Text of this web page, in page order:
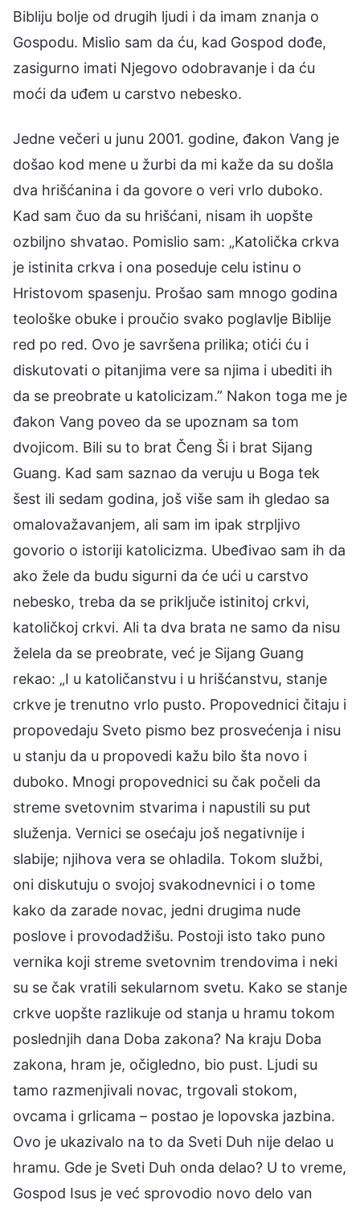
Bibliju bolje od drugih ljudi i da imam znanja o
Gospodu. Mislio sam da ću, kad Gospod dođe,
zasigurno imati Njegovo odobravanje i da ću
moći da uđem u carstvo nebesko.
Jedne večeri u junu 2001. godine, đakon Vang je
došao kod mene u žurbi da mi kaže da su došla
dva hrišćanina i da govore o veri vrlo duboko.
Kad sam čuo da su hrišćani, nisam ih uopšte
ozbiljno shvatao. Pomislio sam: „Katolička crkva
je istinita crkva i ona poseduje celu istinu o
Hristovom spasenju. Prošao sam mnogo godina
teološke obuke i proučio svako poglavlje Biblije
red po red. Ovo je savršena prilika; otići ću i
diskutovati o pitanjima vere sa njima i ubediti ih
da se preobrate u katolicizam.” Nakon toga me je
đakon Vang poveo da se upoznam sa tom
dvojicom. Bili su to brat Čeng Ši i brat Sijang
Guang. Kad sam saznao da veruju u Boga tek
šest ili sedam godina, još više sam ih gledao sa
omalovažavanjem, ali sam im ipak strpljivo
govorio o istoriji katolicizma. Ubeđivao sam ih da
ako žele da budu sigurni da će ući u carstvo
nebesko, treba da se priključe istinitoj crkvi,
katoličkoj crkvi. Ali ta dva brata ne samo da nisu
želela da se preobrate, već je Sijang Guang
rekao: „I u katoličanstvu i u hrišćanstvu, stanje
crkve je trenutno vrlo pusto. Propovednici čitaju i
propovedaju Sveto pismo bez prosvećenja i nisu
u stanju da u propovedi kažu bilo šta novo i
duboko. Mnogi propovednici su čak počeli da
streme svetovnim stvarima i napustili su put
služenja. Vernici se osećaju još negativnije i
slabije; njihova vera se ohladila. Tokom službi,
oni diskutuju o svojoj svakodnevnici i o tome
kako da zarade novac, jedni drugima nude
poslove i provodadžišu. Postoji isto tako puno
vernika koji streme svetovnim trendovima i neki
su se čak vratili sekularnom svetu. Kako se stanje
crkve uopšte razlikuje od stanja u hramu tokom
poslednjih dana Doba zakona? Na kraju Doba
zakona, hram je, očigledno, bio pust. Ljudi su
tamo razmenjivali novac, trgovali stokom,
ovcama i grlicama – postao je lopovska jazbina.
Ovo je ukazivalo na to da Sveti Duh nije delao u
hramu. Gde je Sveti Duh onda delao? U to vreme,
Gospod Isus je već sprovodio novo delo van